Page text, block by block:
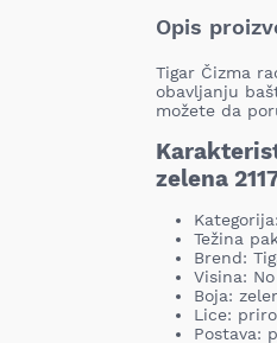
Opis
Tigar Čizma
obavljanju
možete da
zelena
Težina
Brend:
Visina:
Boja:
Lice:
Postava: